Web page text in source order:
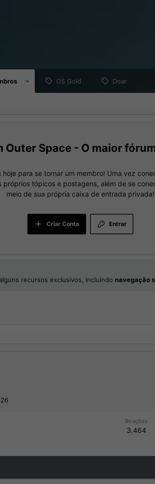
OS Gold Doar
Outer Space - O maior
hoje para se tornar um membro! Uma vez
próprios tópicos e postagens, além de se
meio de sua própria caixa de entrada privada!
Entrar
Criar Conta
recursos exclusivos, incluindo navegação
Reações
3.464